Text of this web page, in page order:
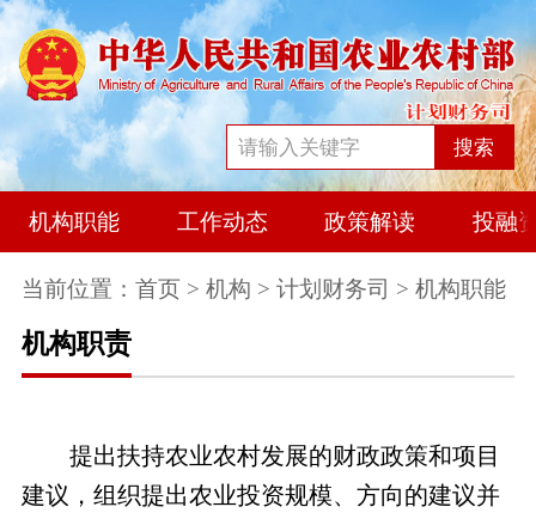
搜索
机构职能 工作动态 政策解读 投融
当前位置： 首页 > 机构 > 计划财务司 > 机构职能
机构职责
提出扶持农业农村发展的财政政策和项目
建议，组织提出农业投资规模、方向的建议并